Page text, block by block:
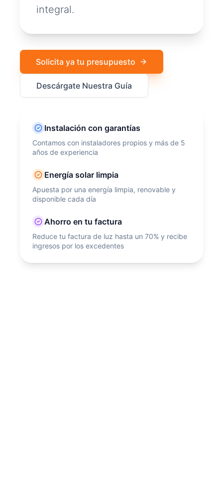
integral.
Solicita ya tu presupuesto
Descárgate Nuestra Guía
Instalación con garantías
Contamos con instaladores propios y más de 5
años de experiencia
Energía solar limpia
Apuesta por una energía limpia, renovable y
disponible cada día
Ahorro en tu factura
Reduce tu factura de luz hasta un 70% y recibe
ingresos por los excedentes